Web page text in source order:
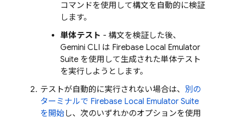
コマンドを使用して構文を自動的に検証
します。
単体テスト - 構文を検証した後、
Gemini CLI は Firebase Local Emulator
Suite を使用して生成された単体テスト
を実行しようとします。
テストが自動的に実行されない場合は、 別の
ターミナルで Firebase Local Emulator Suite
を開始し、次のいずれかのオプションを使用